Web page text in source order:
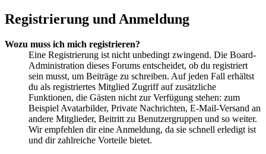
Registrierung und Anmeldung
Wozu muss ich mich registrieren?
Eine Registrierung ist nicht unbedingt zwingend. Die Board-
Administration dieses Forums entscheidet, ob du registriert
sein musst, um Beiträge zu schreiben. Auf jeden Fall erhältst
du als registriertes Mitglied Zugriff auf zusätzliche
Funktionen, die Gästen nicht zur Verfügung stehen: zum
Beispiel Avatarbilder, Private Nachrichten, E-Mail-Versand an
andere Mitglieder, Beitritt zu Benutzergruppen und so weiter.
Wir empfehlen dir eine Anmeldung, da sie schnell erledigt ist
und dir zahlreiche Vorteile bietet.